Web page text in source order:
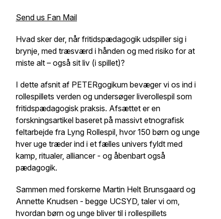
Send us Fan Mail
Hvad sker der, når fritidspædagogik udspiller sig i
brynje, med træsværd i hånden og med risiko for at
miste alt – også sit liv (i spillet)?
I dette afsnit af PETERgogikum bevæger vi os ind i
rollespillets verden og undersøger liverollespil som
fritidspædagogisk praksis. Afsættet er en
forskningsartikel baseret på massivt etnografisk
feltarbejde fra Lyng Rollespil, hvor 150 børn og unge
hver uge træder ind i et fælles univers fyldt med
kamp, ritualer, alliancer - og åbenbart også
pædagogik.
Sammen med forskerne Martin Helt Brunsgaard og
Annette Knudsen - begge UCSYD, taler vi om,
hvordan børn og unge bliver til i rollespillets